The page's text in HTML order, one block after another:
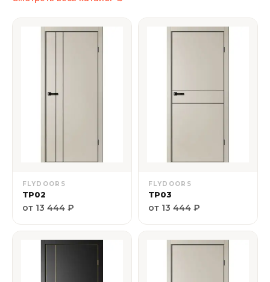
FLYDOORS
ТР02
от 13 444 ₽
FLYDOORS
ТР03
от 13 444 ₽